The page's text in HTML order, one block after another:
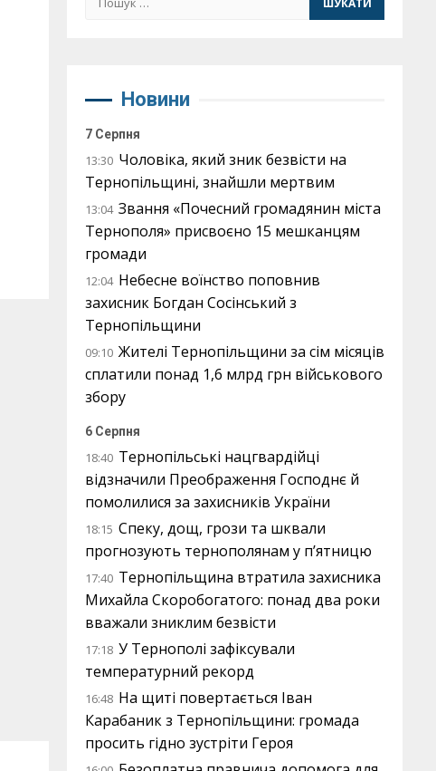
Новини
7 Серпня
13:30 Чоловіка, який зник безвісти на
Тернопільщині, знайшли мертвим
13:04 Звання «Почесний громадянин міста
Тернополя» присвоєно 15 мешканцям
громади
12:04 Небесне воїнство поповнив
захисник Богдан Сосінський з
Тернопільщини
09:10 Жителі Тернопільщини за сім місяців
сплатили понад 1,6 млрд грн військового
збору
6 Серпня
18:40 Тернопільські нацгвардійці
відзначили Преображення Господнє й
помолилися за захисників України
18:15 Спеку, дощ, грози та шквали
прогнозують тернополянам у п’ятницю
17:40 Тернопільщина втратила захисника
Михайла Скоробогатого: понад два роки
вважали зниклим безвісти
17:18 У Тернополі зафіксували
температурний рекорд
16:48 На щиті повертається Іван
Карабаник з Тернопільщини: громада
просить гідно зустріти Героя